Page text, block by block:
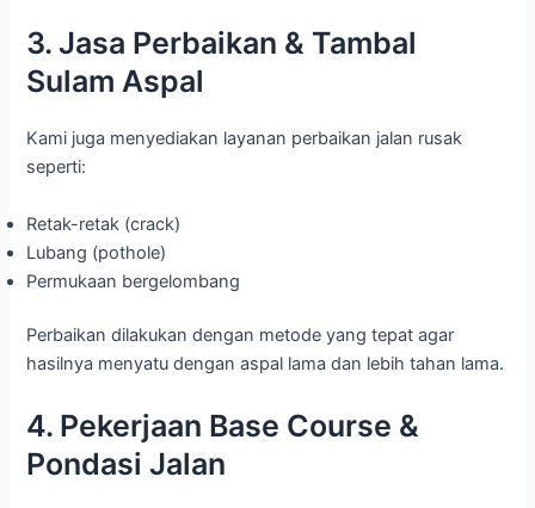
3. Jasa Perbaikan & Tambal
Sulam Aspal
Kami juga menyediakan layanan perbaikan jalan rusak
seperti:
Retak-retak (crack)
Lubang (pothole)
Permukaan bergelombang
Perbaikan dilakukan dengan metode yang tepat agar
hasilnya menyatu dengan aspal lama dan lebih tahan lama.
4. Pekerjaan Base Course &
Pondasi Jalan